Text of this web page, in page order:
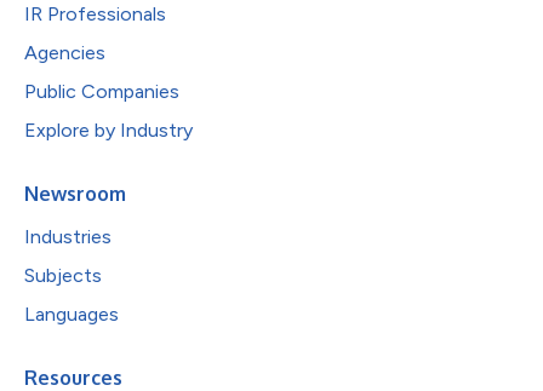
IR Professionals
Agencies
Public Companies
Explore by Industry
Newsroom
Industries
Subjects
Languages
Resources